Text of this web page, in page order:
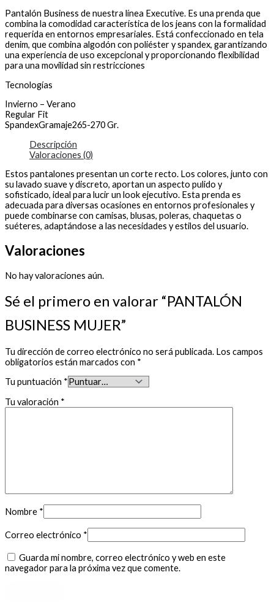
Pantalón Business de nuestra línea Executive. Es una prenda que
combina la comodidad característica de los jeans con la formalidad
requerida en entornos empresariales. Está confeccionado en tela
denim, que combina algodón con poliéster y spandex, garantizando
una experiencia de uso excepcional y proporcionando flexibilidad
para una movilidad sin restricciones
Tecnologías
Invierno – Verano
Regular Fit
SpandexGramaje265-270 Gr.
Descripción
Valoraciones (0)
Estos pantalones presentan un corte recto. Los colores, junto con
su lavado suave y discreto, aportan un aspecto pulido y
sofisticado, ideal para lucir un look ejecutivo. Esta prenda es
adecuada para diversas ocasiones en entornos profesionales y
puede combinarse con camisas, blusas, poleras, chaquetas o
suéteres, adaptándose a las necesidades y estilos del usuario.
Valoraciones
No hay valoraciones aún.
Sé el primero en valorar “PANTALÓN
BUSINESS MUJER”
Tu dirección de correo electrónico no será publicada. Los campos
obligatorios están marcados con *
Tu puntuación *
Tu valoración *
Nombre *
Correo electrónico *
Guarda mi nombre, correo electrónico y web en este
navegador para la próxima vez que comente.